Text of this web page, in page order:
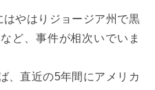
やはりジョージア州で黒
ど、事件が相次いでいま
、直近の5年間にアメリカ